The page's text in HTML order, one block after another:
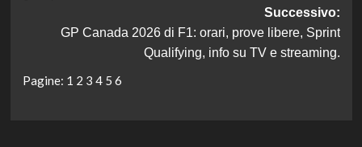
Successivo:
GP Canada 2026 di F1: orari, prove libere, Sprint
Qualifying, info su TV e streaming.
Pagine: 1 2 3 4 5 6